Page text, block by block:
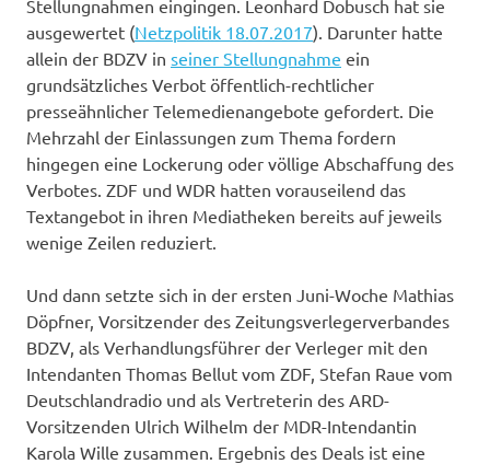
Stellungnahmen eingingen. Leonhard Dobusch hat sie
ausgewertet (Netzpolitik 18.07.2017). Darunter hatte
allein der BDZV in seiner Stellungnahme ein
grundsätzliches Verbot öffentlich-rechtlicher
presseähnlicher Telemedienangebote gefordert. Die
Mehrzahl der Einlassungen zum Thema fordern
hingegen eine Lockerung oder völlige Abschaffung des
Verbotes. ZDF und WDR hatten vorauseilend das
Textangebot in ihren Mediatheken bereits auf jeweils
wenige Zeilen reduziert.
Und dann setzte sich in der ersten Juni-Woche Mathias
Döpfner, Vorsitzender des Zeitungsverlegerverbandes
BDZV, als Verhandlungsführer der Verleger mit den
Intendanten Thomas Bellut vom ZDF, Stefan Raue vom
Deutschlandradio und als Vertreterin des ARD-
Vorsitzenden Ulrich Wilhelm der MDR-Intendantin
Karola Wille zusammen. Ergebnis des Deals ist eine